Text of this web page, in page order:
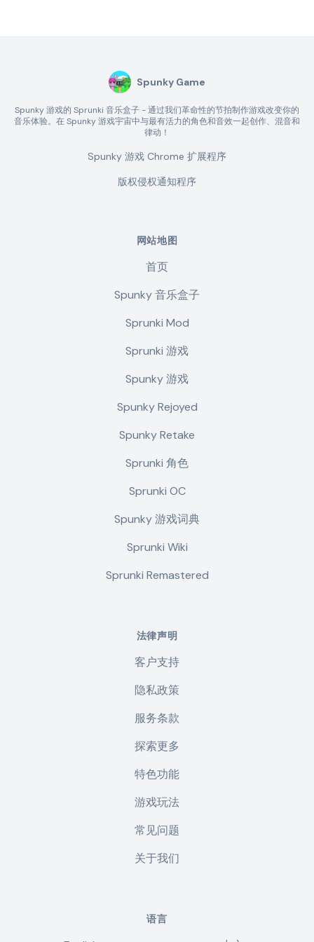
Spunky Game
Spunky 游戏的 Sprunki 音乐盒子 - 通过我们革命性的节拍制作游戏改变你的
音乐体验。在 Spunky 游戏宇宙中与最有活力的角色和音效一起创作、混音和
律动！
Spunky 游戏 Chrome 扩展程序
版权侵权通知程序
网站地图
首页
Spunky 音乐盒子
Sprunki Mod
Sprunki 游戏
Spunky 游戏
Spunky Rejoyed
Spunky Retake
Sprunki 角色
Sprunki OC
Spunky 游戏词典
Sprunki Wiki
Sprunki Remastered
法律声明
客户支持
隐私政策
服务条款
探索更多
特色功能
游戏玩法
常见问题
关于我们
语言